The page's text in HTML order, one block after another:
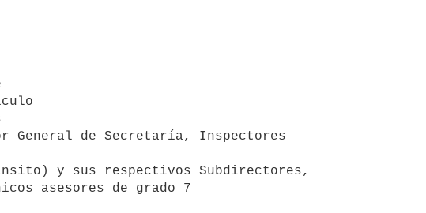
de Secretaría, Inspectores
y sus respectivos Subdirectores,
asesores de grado 7